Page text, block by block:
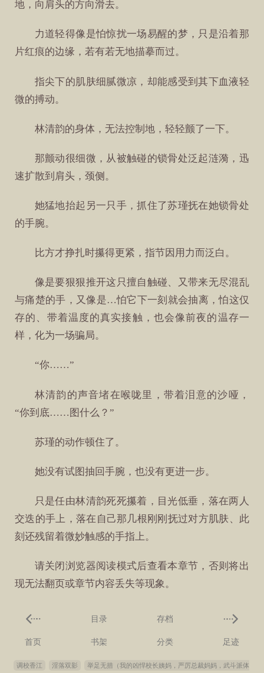
地，向肩头的方向滑去。
力道轻得像是怕惊扰一场易醒的梦，只是沿着那
片红痕的边缘，若有若无地描摹而过。
指尖下的肌肤细腻微凉，却能感受到其下血液轻
微的搏动。
林清韵的身体，无法控制地，轻轻颤了一下。
那颤动很细微，从被触碰的锁骨处泛起涟漪，迅
速扩散到肩头，颈侧。
她猛地抬起另一只手，抓住了苏瑾抚在她锁骨处
的手腕。
比方才挣扎时攥得更紧，指节因用力而泛白。
像是要狠狠推开这只擅自触碰、又带来无尽混乱
与痛楚的手，又像是…怕它下一刻就会抽离，怕这仅
存的、带着温度的真实接触，也会像前夜的温存一
样，化为一场骗局。
“你……”
林清韵的声音堵在喉咙里，带着泪意的沙哑，
“你到底……图什么？”
苏瑾的动作顿住了。
她没有试图抽回手腕，也没有更进一步。
只是任由林清韵死死攥着，目光低垂，落在两人
交迭的手上，落在自己那几根刚刚抚过对方肌肤、此
刻还残留着微妙触感的手指上。
请关闭浏览器阅读模式后查看本章节，否则将出
现无法翻页或章节内容丢失等现象。
目录 存档
首页 书架 分类 足迹
调校香江 淫落双影 举足无措（我的凶悍校长姨妈，严厉总裁妈妈，武斗派体